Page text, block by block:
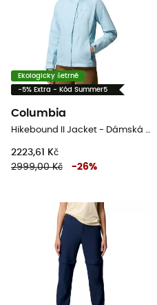
Ekologicky šetrné
-5% Extra - Kód Summer5
Columbia
Hikebound II Jacket - Dámská nepromokavá bunda
2223,61 Kč
2999,00 Kč
-26%